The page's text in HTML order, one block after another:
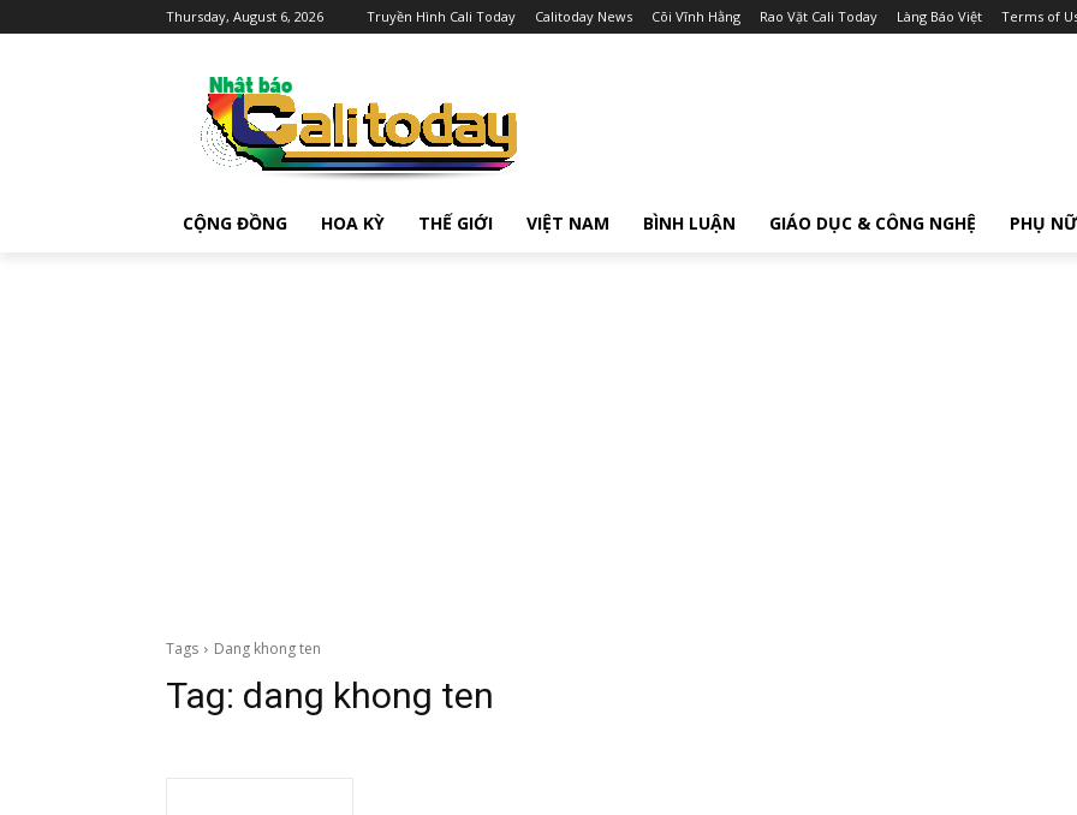
Thursday, August 6, 2026 Truyền Hình Cali Today Calitoday News Cõi Vĩnh Hằng Rao Vặt Cali Today Làng Báo Việt Terms of
CỘNG ĐỒNG HOA KỲ THẾ GIỚI VIỆT NAM BÌNH LUẬN GIÁO DỤC & CÔNG NGHỆ PHỤ NỮ
Tags Dang khong ten
Tag: dang khong ten